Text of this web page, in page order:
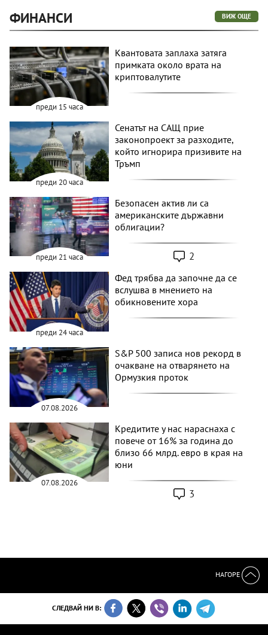
ФИНАНСИ ВИЖ ОЩЕ
преди 15 часа
Квантовата заплаха затяга
примката около врата на
криптовалутите
преди 20 часа
Сенатът на САЩ прие
законопроект за разходите,
който игнорира призивите на
Тръмп
преди 21 часа
Безопасен актив ли са
американските държавни
облигации?
2
преди 24 часа
Фед трябва да започне да се
вслушва в мнението на
обикновените хора
07.08.2026
S&P 500 записа нов рекорд в
очакване на отварянето на
Ормузкия проток
07.08.2026
Кредитите у нас нараснаха с
повече от 16% за година до
близо 66 млрд. евро в края на
юни
3
НАГОРЕ
СЛЕДВАЙ НИ В: